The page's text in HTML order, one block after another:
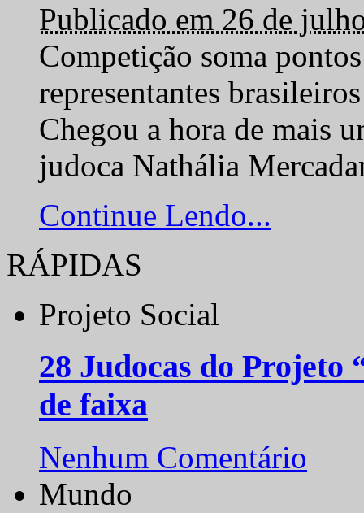
Publicado em 26 de
Competição soma
representantes
Chegou a hora de mais
judoca Nathália
Continue Lendo...
RÁPIDAS
Projeto Social
28 Judocas do
de faixa
Nenhum Comentário
Mundo